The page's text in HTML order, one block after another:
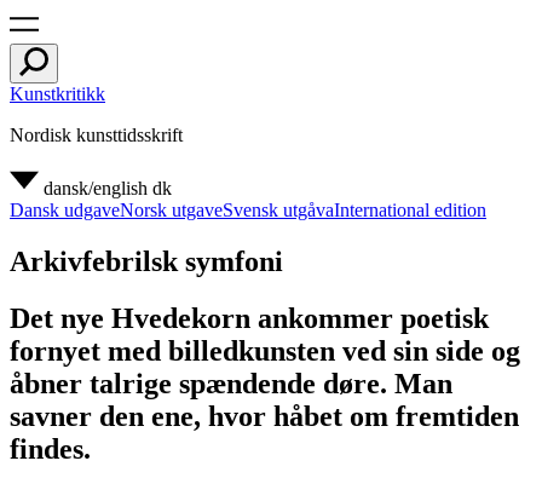
Kunstkritikk
Nordisk kunsttidsskrift
dansk/english dk
Dansk udgaveNorsk utgaveSvensk utgåvaInternational edition
Arkivfebrilsk symfoni
Det nye Hvedekorn ankommer poetisk
fornyet med billedkunsten ved sin side og
åbner talrige spændende døre. Man
savner den ene, hvor håbet om fremtiden
findes.